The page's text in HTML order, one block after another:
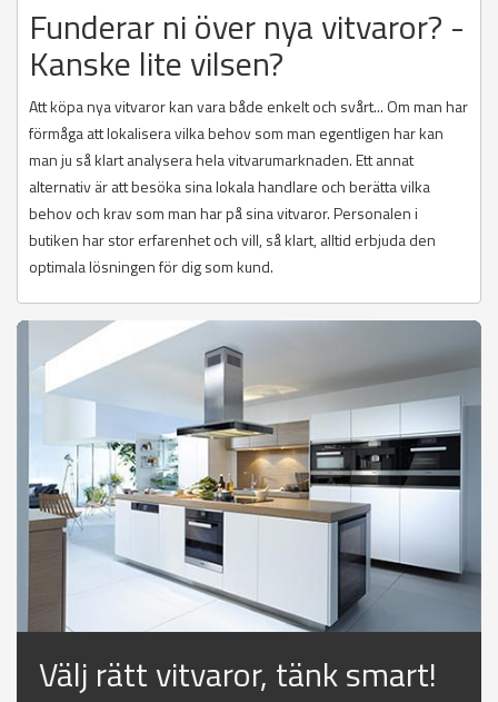
Funderar ni över nya vitvaror? -
Kanske lite vilsen?
Att köpa nya vitvaror kan vara både enkelt och svårt... Om man har
förmåga att lokalisera vilka behov som man egentligen har kan
man ju så klart analysera hela vitvarumarknaden. Ett annat
alternativ är att besöka sina lokala handlare och berätta vilka
behov och krav som man har på sina vitvaror. Personalen i
butiken har stor erfarenhet och vill, så klart, alltid erbjuda den
optimala lösningen för dig som kund.
Välj rätt vitvaror, tänk smart!